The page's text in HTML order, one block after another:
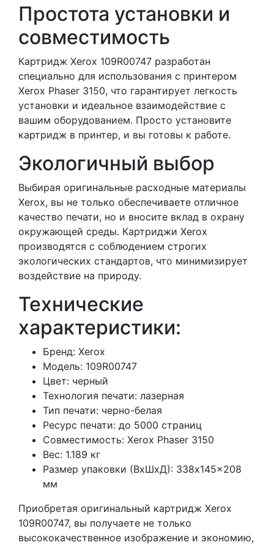
Простота установки и
совместимость
Картридж Xerox 109R00747 разработан
специально для использования с принтером
Xerox Phaser 3150, что гарантирует легкость
установки и идеальное взаимодействие с
вашим оборудованием. Просто установите
картридж в принтер, и вы готовы к работе.
Экологичный выбор
Выбирая оригинальные расходные материалы
Xerox, вы не только обеспечиваете отличное
качество печати, но и вносите вклад в охрану
окружающей среды. Картриджи Xerox
производятся с соблюдением строгих
экологических стандартов, что минимизирует
воздействие на природу.
Технические
характеристики:
Бренд: Xerox
Модель: 109R00747
Цвет: черный
Технология печати: лазерная
Тип печати: черно-белая
Ресурс печати: до 5000 страниц
Совместимость: Xerox Phaser 3150
Вес: 1.189 кг
Размер упаковки (ВхШхД): 338x145x208
мм
Приобретая оригинальный картридж Xerox
109R00747, вы получаете не только
высококачественное изображение и экономию,